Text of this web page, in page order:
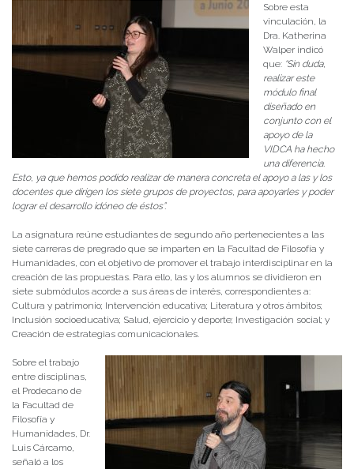
Sobre esta
vinculación, la
Dra. Katherina
Walper indicó
que: “Sin duda,
realizar este
módulo final
diseñado en
conjunto con el
apoyo de la
VIDCA ha hecho
una diferencia.
Esto, ya que hemos podido realizar de manera concreta el apoyo a las y los
docentes que dirigen los siete grupos de proyectos, para apoyarles y poder
lograr el desarrollo idóneo de éstos”.
La asignatura reúne estudiantes de segundo año pertenecientes a las
siete carreras de pregrado que se imparten en la Facultad de Filosofía y
Humanidades, con el objetivo de promover el trabajo interdisciplinar en la
creación de las propuestas. Para ello, las y los alumnos se dividieron en
siete submódulos acorde a sus áreas de interés, correspondientes a:
Cultura y patrimonio; Intervención educativa; Literatura y otros ámbitos;
Inclusión socioeducativa; Salud, ejercicio y deporte; Investigación social; y
Creación de estrategias comunicacionales.
Sobre el trabajo
entre disciplinas,
el Prodecano de
la Facultad de
Filosofía y
Humanidades, Dr.
Luis Cárcamo,
señaló a los